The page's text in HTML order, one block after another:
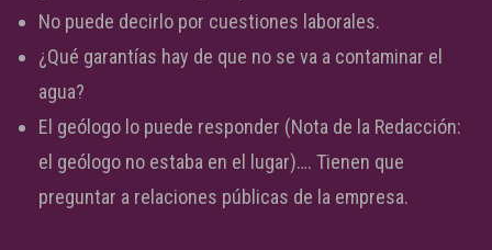
No puede decirlo por cuestiones laborales.
¿Qué garantías hay de que no se va a contaminar el
agua?
El geólogo lo puede responder (Nota de la Redacción:
el geólogo no estaba en el lugar)…. Tienen que
preguntar a relaciones públicas de la empresa.